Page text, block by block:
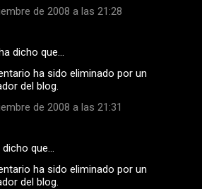
de 2008 a las 21:28
dicho que…
ha sido eliminado por un
del blog.
de 2008 a las 21:31
que…
ha sido eliminado por un
del blog.